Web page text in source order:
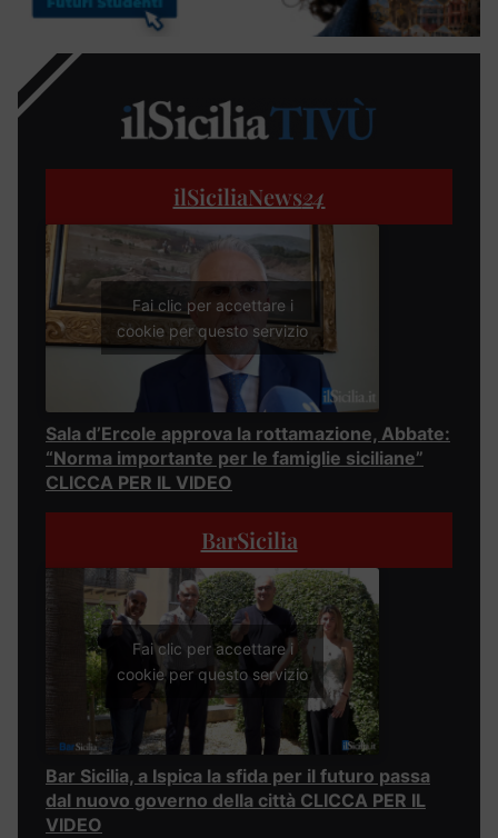
ilSiciliaNews24
Fai clic per accettare i
cookie per questo servizio
Sala d’Ercole approva la rottamazione, Abbate:
“Norma importante per le famiglie siciliane”
CLICCA PER IL VIDEO
BarSicilia
Fai clic per accettare i
cookie per questo servizio
Bar Sicilia, a Ispica la sfida per il futuro passa
dal nuovo governo della città CLICCA PER IL
VIDEO